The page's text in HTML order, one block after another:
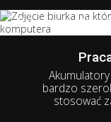
AkumulatoryAGM
w instalacjach
systemach
mniejszych
inwalidzkich,
dziecięcych
bardzo
stosować